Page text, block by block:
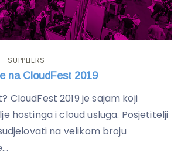
SUPPLIERS
na CloudFest 2019
CloudFest 2019 je sajam koji
hostinga i cloud usluga. Posjetitelji
na velikom broju